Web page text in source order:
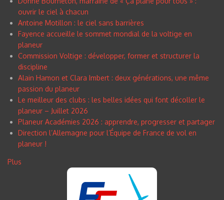
ouvrir le ciel à chacun
Antoine Motillon : le ciel sans barrières
Fayence accueille le sommet mondial de la voltige en
planeur
Commission Voltige : développer, former et structurer la
discipline
Alain Hamon et Clara Imbert : deux générations, une même
passion du planeur
Le meilleur des clubs : les belles idées qui font décoller le
planeur – Juillet 2026
Planeur Académies 2026 : apprendre, progresser et partager
Direction l’Allemagne pour l’Équipe de France de vol en
planeur !
Plus